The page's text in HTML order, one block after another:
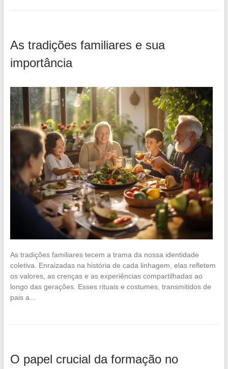
As tradições familiares e sua
importância
As tradições familiares tecem a trama da nossa identidade
coletiva. Enraizadas na história de cada linhagem, elas refletem
os valores, as crenças e as experiências compartilhadas ao
longo das gerações. Esses rituais e costumes, transmitidos de
pais a…
O papel crucial da formação no